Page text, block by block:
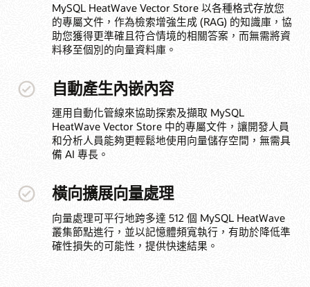
MySQL HeatWave Vector Store 以各種格式存放您
的專屬文件，作為檢索增強生成 (RAG) 的知識庫，協
助您獲得更準確且符合情境的相關答案，而無需將資
料移至個別的向量資料庫。
自動產生內嵌內容
運用自動化管線來協助探索及擷取 MySQL
HeatWave Vector Store 中的專屬文件，讓開發人員
和分析人員能夠更輕鬆地使用向量儲存空間，無需具
備 AI 專長。
橫向擴展向量處理
向量處理可平行地跨多達 512 個 MySQL HeatWave
叢集節點進行，並以記憶體頻寬執行，有助於降低準
確性損失的可能性，提供快速結果。